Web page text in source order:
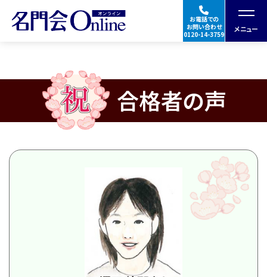
お電話での
お問い合わせ
0120-14-3759
メニュー
授業の特徴・料金
合格実績・体験談
★Googleの口コミを見る
帰国生入試学校
合格者の声